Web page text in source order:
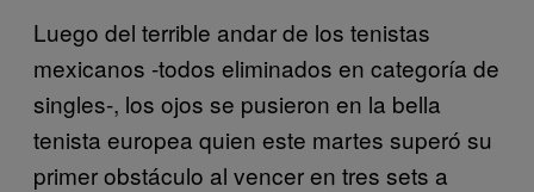
Luego del terrible andar de los tenistas
mexicanos -todos eliminados en categoría de
singles-, los ojos se pusieron en la bella
tenista europea quien este martes superó su
primer obstáculo al vencer en tres sets a